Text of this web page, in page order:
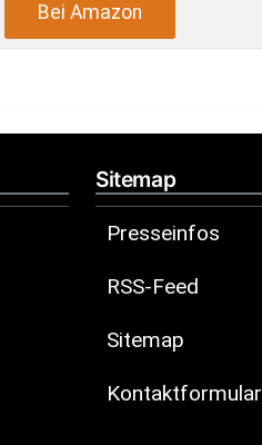
Bei Amazon
Sitemap
Presseinfos
RSS-Feed
Sitemap
Kontaktformular